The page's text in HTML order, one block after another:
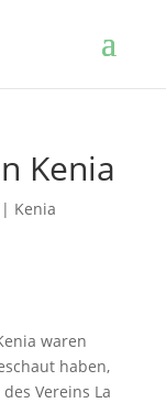
Kenia
Kenia
waren
haben,
Vereins La